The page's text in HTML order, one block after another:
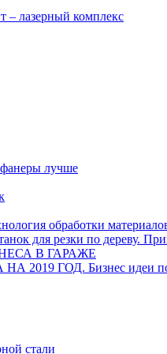
– лазерный комплекс
фанеры лучше
обработки
для резки по дереву.
В ГАРАЖЕ
2019 ГОД. Бизнес идеи
стали